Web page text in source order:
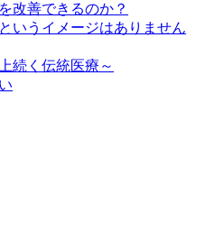
改善できるのか？
いうイメージはありません
続く伝統医療～